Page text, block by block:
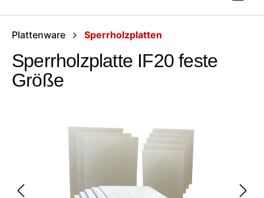
Plattenware Sperrholzplatten
Sperrholzplatte IF20 feste
Größe